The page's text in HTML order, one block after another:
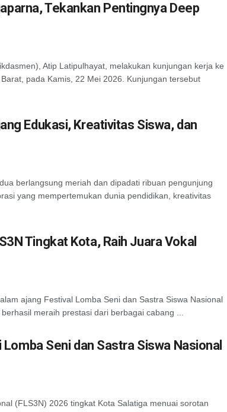
Tekankan Pentingnya Deep
Atip Latipulhayat, melakukan kunjungan kerja ke
pada Kamis, 22 Mei 2026. Kunjungan tersebut
Edukasi, Kreativitas Siswa, dan
berlangsung meriah dan dipadati ribuan pengunjung
yang mempertemukan dunia pendidikan, kreativitas
Tingkat Kota, Raih Juara Vokal
ajang Festival Lomba Seni dan Sastra Siswa Nasional
meraih prestasi dari berbagai cabang ...
Seni dan Sastra Siswa Nasional
(FLS3N) 2026 tingkat Kota Salatiga menuai sorotan